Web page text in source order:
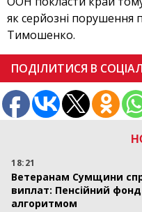
18:21
Ветеранам Сумщини
виплат: Пенсійний
алгоритмом
як серйозні
Тимошенко.
ПОДІЛИТИСЯ В